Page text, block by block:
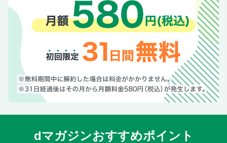
dマガジンおすすめポイント